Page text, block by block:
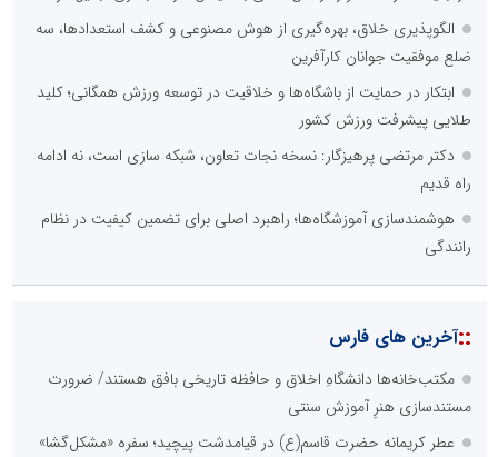
الگوپذیری خلاق، بهره‌گیری از هوش مصنوعی و کشف استعدادها، سه
ضلع موفقیت جوانان کارآفرین
ابتکار در حمایت از باشگاه‌ها و خلاقیت در توسعه ورزش همگانی؛ کلید
طلایی پیشرفت ورزش کشور
دکتر مرتضی پرهیزگار: نسخه نجات تعاون، شبکه سازی است، نه ادامه
راه قدیم
هوشمندسازی آموزشگاه‌ها؛ راهبرد اصلی برای تضمین کیفیت در نظام
رانندگی
::آخرین های فارس
مکتب‌خانه‌ها دانشگاهِ اخلاق و حافظه تاریخی بافق هستند/ ضرورت
مستندسازی هنرِ آموزش سنتی
عطر کریمانه حضرت قاسم(ع) در قیامدشت پیچید؛ سفره «مشکل‌گشا»